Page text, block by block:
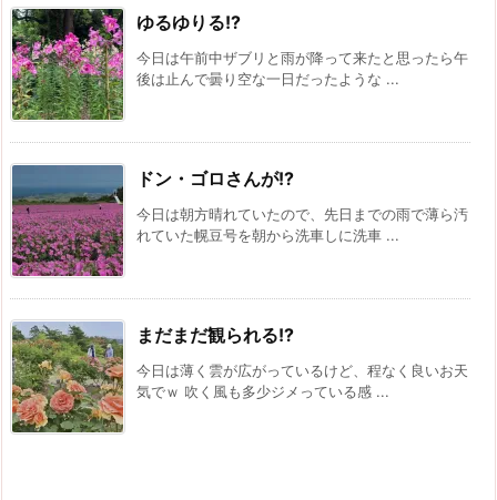
ゆるゆりる!?
今日は午前中ザブリと雨が降って来たと思ったら午
後は止んで曇り空な一日だったような ...
ドン・ゴロさんが!?
今日は朝方晴れていたので、先日までの雨で薄ら汚
れていた幌豆号を朝から洗車しに洗車 ...
まだまだ観られる!?
今日は薄く雲が広がっているけど、程なく良いお天
気でｗ 吹く風も多少ジメっている感 ...